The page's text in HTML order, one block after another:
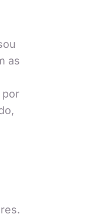
as
por